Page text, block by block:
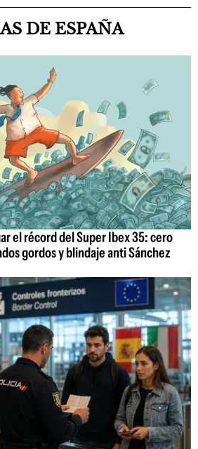
DE ESPAÑA
el récord del Super Ibex 35: cero
gordos y blindaje anti Sánchez